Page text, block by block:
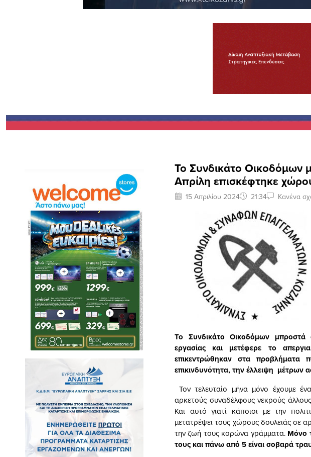
Το Συνδικάτο Οικοδόμων
Απρίλη επισκέφτηκε
15 Απριλίου 2024 21:34 Κανένα
Το Συνδικάτο Οικοδόμων μπροστά
εργασίας και μετέφερε το
επικεντρώθηκαν στα προβλήματα
επικινδυνότητα, την έλλειψη μέτρων
Τον τελευταίο μήνα μόνο έχουμε
αρκετούς συναδέλφους νεκρούς
Και αυτό γιατί κάποιοι με την
μετατρέψει τους χώρους δουλειάς σε
την ζωή τους κορώνα γράμματα. Μόνο
τους και πάνω από 5 είναι σοβαρά